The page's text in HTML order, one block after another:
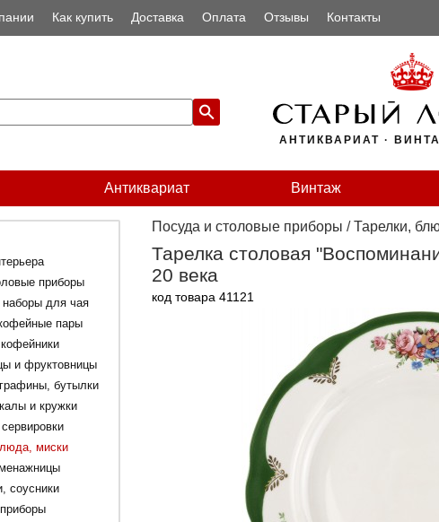
Как купить Доставка Оплата Отзывы Контакты
АНТИКВАРИАТ ·
Антиквариат Винтаж
приборы
для чая
пары
и фруктовницы
бутылки
и кружки
миски
соусники
Посуда и столовые приборы /Тарелки,
Тарелка столовая
20 века
код товара 41121